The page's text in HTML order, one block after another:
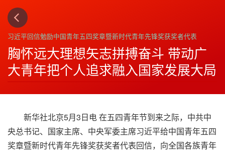
习近平回信勉励中国青年五四奖章暨新时代青年先锋奖获奖者代表
胸怀远大理想矢志拼搏奋斗 带动广
大青年把个人追求融入国家发展大局
新华社北京5月3日电 在五四青年节到来之际，中共中
央总书记、国家主席、中央军委主席习近平给中国青年五四
奖章暨新时代青年先锋奖获奖者代表回信，向全国各族青年